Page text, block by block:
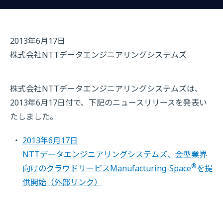
2013年6月17日
株式会社NTTデータエンジニアリングシステムズ
株式会社NTTデータエンジニアリングシステムズは、
2013年6月17日付で、下記のニュースリリースを発表い
たしました。
2013年6月17日
NTTデータエンジニアリングシステムズ、金型業界
向けのクラウドサービスManufacturing-Space®を提
供開始 （外部リンク）